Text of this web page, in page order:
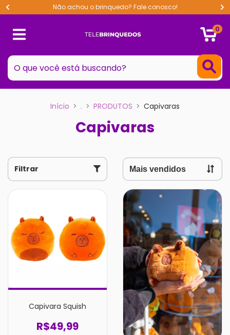
Não achou o brinquedo? Fale conosco!
0
Início > . > PRODUTOS > Capivaras
Capivaras
Filtrar
Capivara Squish
R$49,99